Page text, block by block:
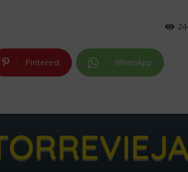
Pinterest WhatsApp